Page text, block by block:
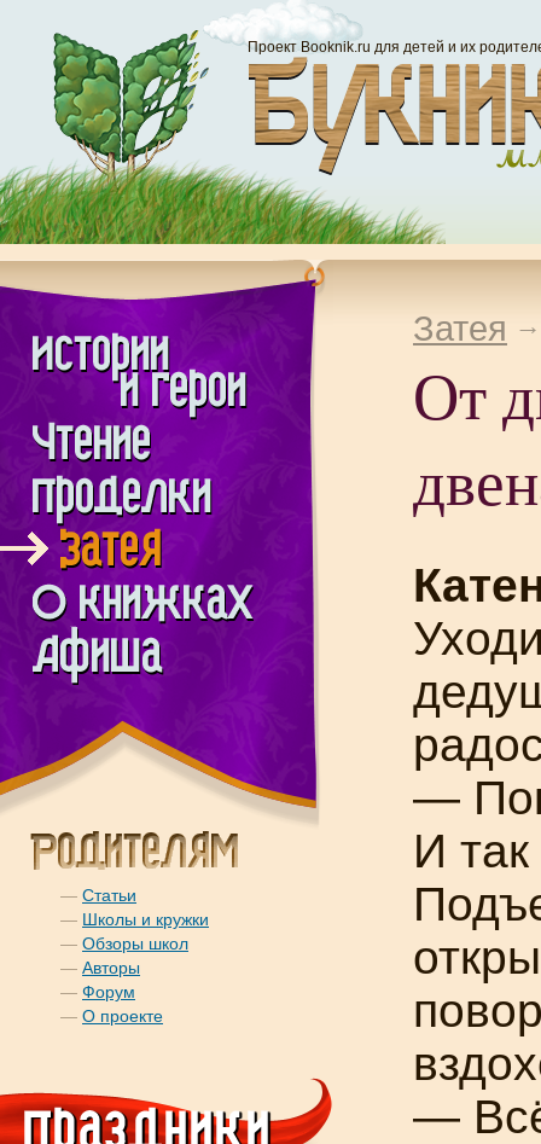
Проект Booknik.ru для детей и их
— Статьи
— Школы и кружки
— Обзоры школ
— Авторы
— Форум
— О проекте
Затея
От
—
И
—